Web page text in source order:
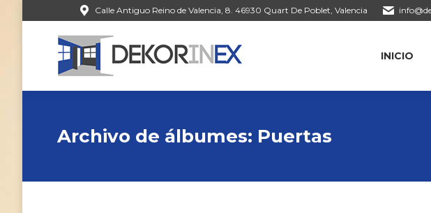
Calle Antiguo Reino de Valencia, 8. 46930 Quart De Poblet, Valencia
INICIO
Archivo de álbumes: Puertas
INICIO